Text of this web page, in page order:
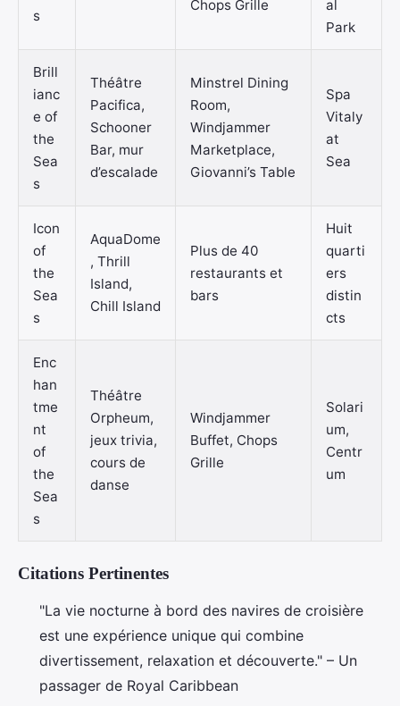
s
Chops Grille
al
Park
Brill
ianc
e of
the
Sea
s
Théâtre
Pacifica,
Schooner
Bar, mur
d’escalade
Minstrel Dining
Room,
Windjammer
Marketplace,
Giovanni’s Table
Spa
Vitaly
at
Sea
Icon
of
the
Sea
s
AquaDome
, Thrill
Island,
Chill Island
Plus de 40
restaurants et
bars
Huit
quarti
ers
distin
cts
Enc
han
tme
nt
of
the
Sea
s
Théâtre
Orpheum,
jeux trivia,
cours de
danse
Windjammer
Buffet, Chops
Grille
Solari
um,
Centr
um
Citations Pertinentes
"La vie nocturne à bord des navires de croisière
est une expérience unique qui combine
divertissement, relaxation et découverte." – Un
passager de Royal Caribbean